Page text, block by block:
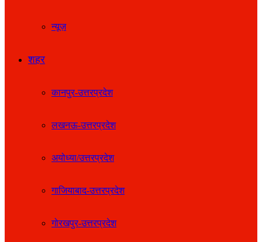
न्यूज़
शहर
कानपुर-उत्तरप्रदेश
लखनऊ-उत्तरप्रदेश
अयोध्या/उत्तरप्रदेश
गाजियाबाद-उत्तरप्रदेश
गोरखपुर-उत्तरप्रदेश